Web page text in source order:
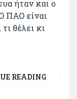
ήταν και ο
ΠΑΟ είναι
θέλει κι
READING